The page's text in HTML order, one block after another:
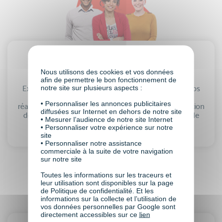
Experts en formation, mais aussi en financement, nos
réalisation de votre projet de formation, de la réalisation
de votre dossier… à la remise de votre certificat ou de
votre diplôme !
Nous utilisons des cookies et vos données
afin de permettre le bon fonctionnement de
notre site sur plusieurs aspects :
• Personnaliser les annonces publicitaires
diffusées sur Internet en dehors de notre site
• Mesurer l’audience de notre site Internet
• Personnaliser votre expérience sur notre
site
• Personnaliser notre assistance
commerciale à la suite de votre navigation
sur notre site
Toutes les informations sur les traceurs et
leur utilisation sont disponibles sur la page
de Politique de confidentialité. Et les
informations sur la collecte et l’utilisation de
vos données personnelles par Google sont
directement accessibles sur ce lien